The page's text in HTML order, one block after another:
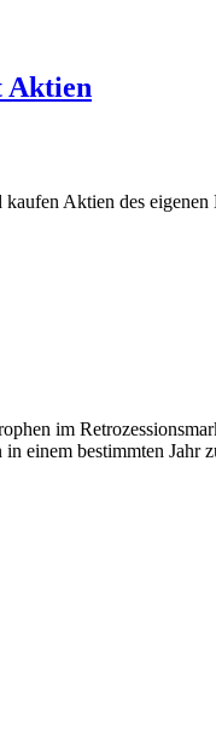
Aktien
Aktien des
im
einem bestimmten